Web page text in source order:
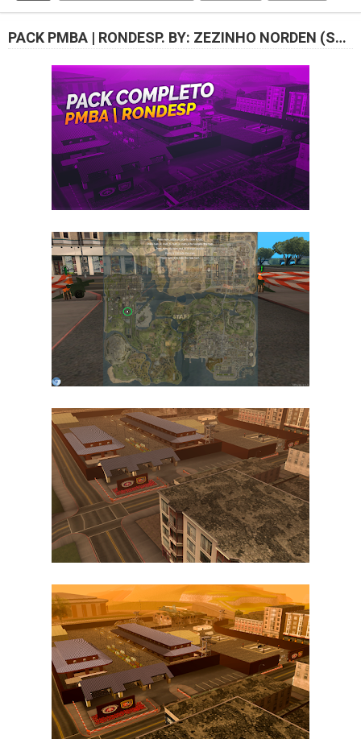
PACK PMBA | RONDESP. BY: ZEZINHO NORDEN (SUPER LEVE)